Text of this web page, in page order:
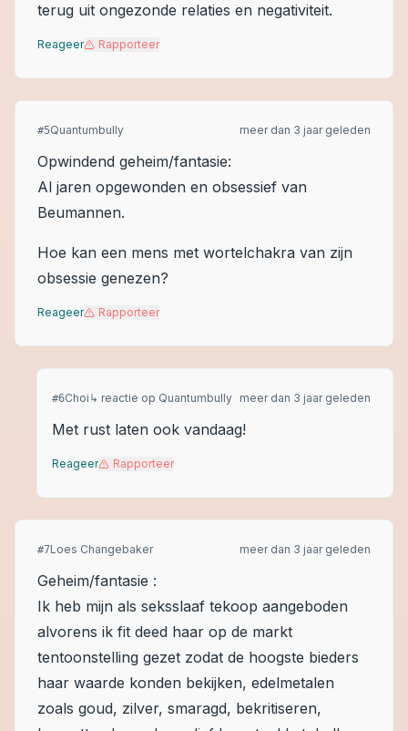
terug uit ongezonde relaties en negativiteit.
Reageer Rapporteer
#5Quantumbully meer dan 3 jaar geleden
Opwindend geheim/fantasie:
Al jaren opgewonden en obsessief van
Beumannen.
Hoe kan een mens met wortelchakra van zijn
obsessie genezen?
Reageer Rapporteer
#6Choi ↳ reactie op Quantumbully meer dan 3 jaar geleden
Met rust laten ook vandaag!
Reageer Rapporteer
#7Loes Changebaker meer dan 3 jaar geleden
Geheim/fantasie :
Ik heb mijn als seksslaaf tekoop aangeboden
alvorens ik fit deed haar op de markt
tentoonstelling gezet zodat de hoogste bieders
haar waarde konden bekijken, edelmetalen
zoals goud, zilver, smaragd, bekritiseren,